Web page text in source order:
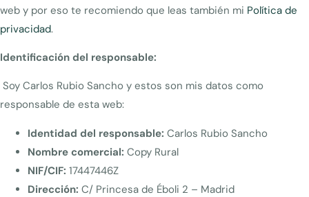
web y por eso te recomiendo que leas también mi Política de
privacidad.
Identificación del responsable:
Soy Carlos Rubio Sancho y estos son mis datos como
responsable de esta web:
Identidad del responsable: Carlos Rubio Sancho
Nombre comercial: Copy Rural
NIF/CIF: 17447446Z
Dirección: C/ Princesa de Éboli 2 – Madrid